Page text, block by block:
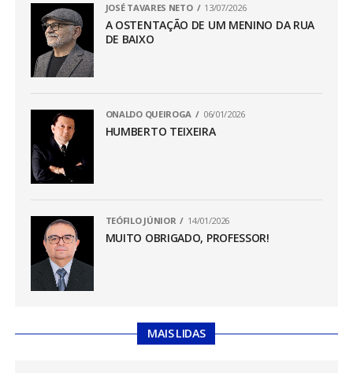
JOSÉ TAVARES NETO 13/07/2026
A OSTENTAÇÃO DE UM MENINO DA RUA
DE BAIXO
ONALDO QUEIROGA 06/01/2026
HUMBERTO TEIXEIRA
TEÓFILO JÚNIOR 14/01/2026
MUITO OBRIGADO, PROFESSOR!
MAIS LIDAS